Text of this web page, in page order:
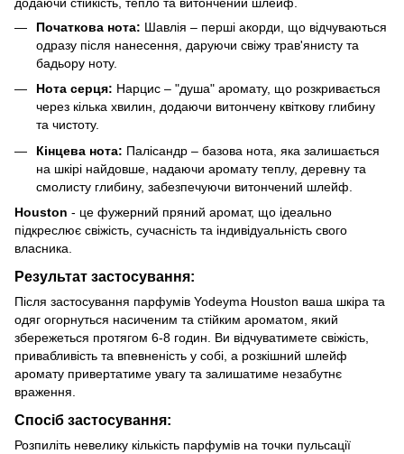
Початкова нота: Шавлія – перші акорди, що відчуваються
одразу після нанесення, даруючи свіжу трав'янисту та
бадьору ноту.
Нота серця: Нарцис – "душа" аромату, що розкривається
через кілька хвилин, додаючи витончену квіткову глибину
та чистоту.
Кінцева нота: Палісандр – базова нота, яка залишається
на шкірі найдовше, надаючи аромату теплу, деревну та
смолисту глибину, забезпечуючи витончений шлейф.
Houston - це фужерний пряний аромат, що ідеально
підкреслює свіжість, сучасність та індивідуальність свого
власника.
Результат застосування:
Після застосування парфумів Yodeyma Houston ваша шкіра та
одяг огорнуться насиченим та стійким ароматом, який
збережеться протягом 6-8 годин. Ви відчуватимете свіжість,
привабливість та впевненість у собі, а розкішний шлейф
аромату привертатиме увагу та залишатиме незабутнє
враження.
Спосіб застосування:
Розпиліть невелику кількість парфумів на точки пульсації